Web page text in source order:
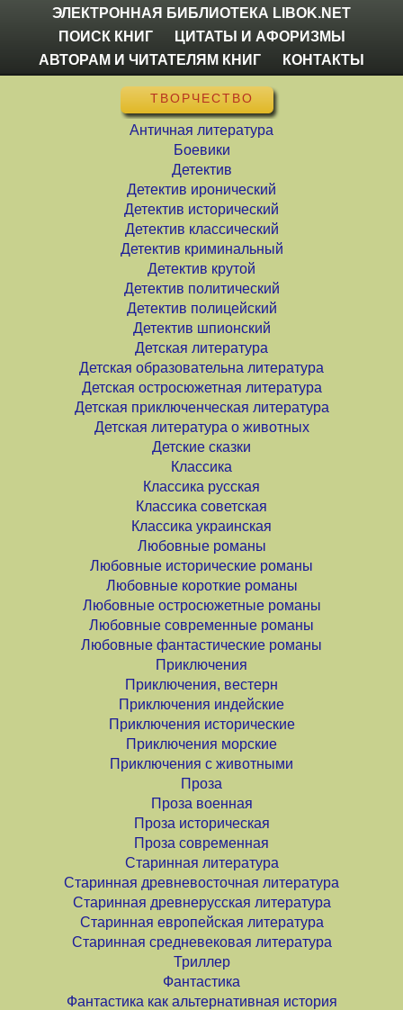
ЭЛЕКТРОННАЯ БИБЛИОТЕКА LIBOK.NET
ПОИСК КНИГ
ЦИТАТЫ И АФОРИЗМЫ
АВТОРАМ И ЧИТАТЕЛЯМ КНИГ
КОНТАКТЫ
ТВОРЧЕСТВО
Античная литература
Боевики
Детектив
Детектив иронический
Детектив исторический
Детектив классический
Детектив криминальный
Детектив крутой
Детектив политический
Детектив полицейский
Детектив шпионский
Детская литература
Детская образовательна литература
Детская остросюжетная литература
Детская приключенческая литература
Детская литература о животных
Детские сказки
Классика
Классика русская
Классика советская
Классика украинская
Любовные романы
Любовные исторические романы
Любовные короткие романы
Любовные остросюжетные романы
Любовные современные романы
Любовные фантастические романы
Приключения
Приключения, вестерн
Приключения индейские
Приключения исторические
Приключения морские
Приключения с животными
Проза
Проза военная
Проза историческая
Проза современная
Старинная литература
Старинная древневосточная литература
Старинная древнерусская литература
Старинная европейская литература
Старинная средневековая литература
Триллер
Фантастика
Фантастика как альтернативная история